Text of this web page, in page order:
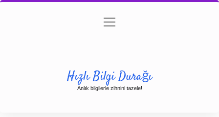
Gizlilik Politikası
menüyü
aç
Hızlı Bilgi Durağı
Anlık bilgilerle zihnini tazele!